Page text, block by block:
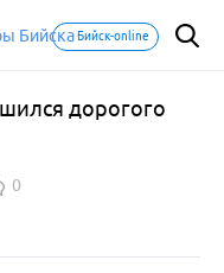
Бийск-online
дорогого
0